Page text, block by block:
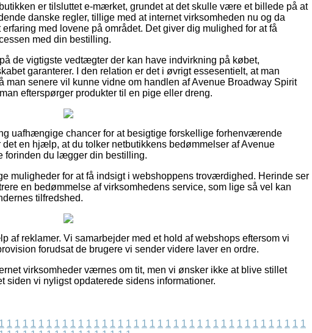
er tilsluttet e-mærket, grundet at det skulle være et billede på at
danske regler, tillige med at internet virksomheden nu og da
med lovene på området. Det giver dig mulighed for at få
med din bestilling.
de vigtigste vedtægter der kan have indvirkning på købet,
garanterer. I den relation er det i øvrigt essesentielt, at man
senere vil kunne vidne om handlen af Avenue Broadway Spirit
efterspørger produkter til en pige eller dreng.
uafhængige chancer for at besigtige forskellige forhenværende
en hjælp, at du tolker netbutikkens bedømmelser af Avenue
forinden du lægger din bestilling.
muligheder for at få indsigt i webshoppens troværdighed. Herinde ser
en bedømmelse af virksomhedens service, som lige så vel kan
tilfredshed.
af reklamer. Vi samarbejder med et hold af webshops eftersom vi
forudsat de brugere vi sender videre laver en ordre.
virksomheder værnes om tit, men vi ønsker ikke at blive stillet
siden vi nyligst opdaterede sidens informationer.
1 1 1 1 1 1 1 1 1 1 1 1 1 1 1 1 1 1 1 1 1 1 1 1 1 1 1 1 1 1 1 1 1 1 1 1 1 1 1